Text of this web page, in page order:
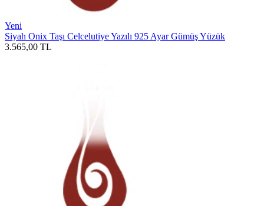
Yeni
Siyah Onix Taşı Celcelutiye Yazılı 925 Ayar Gümüş Yüzük
3.565,00 TL